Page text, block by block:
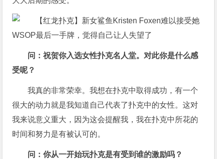
问：祝贺你入选女性扑克名人堂。对此你是什么感
受呢？
我真的非常荣幸。我想在扑克中取得成功，有一个
很大的动力就是我知道自己代表了扑克中的女性。这对
我来说意义重大，因为这会提醒我，我在扑克中所花的
时间和努力是有被认可的。
问：你从一开始玩扑克是有受到谁的激励吗？